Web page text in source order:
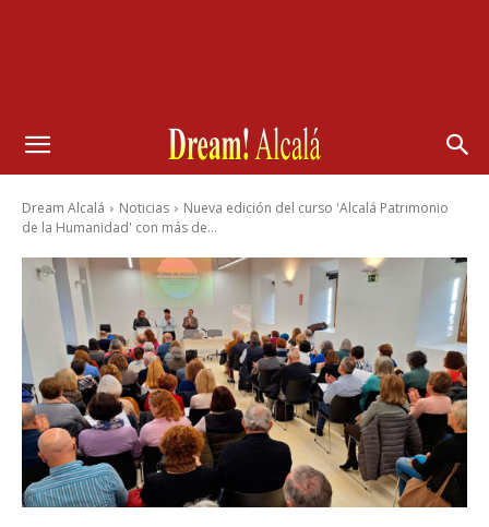
Dream Alcalá Noticias
Nueva edición del curso 'Alcalá Patrimonio
de la Humanidad' con más de...